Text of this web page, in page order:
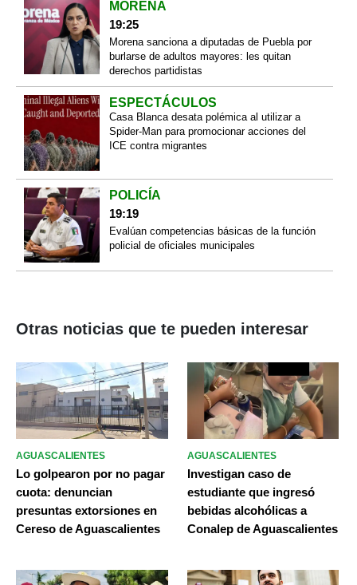
MORENA
19:25
Morena sanciona a diputadas de Puebla por
burlarse de adultos mayores: les quitan
derechos partidistas
ESPECTÁCULOS
Casa Blanca desata polémica al utilizar a
Spider-Man para promocionar acciones del
ICE contra migrantes
POLICÍA
19:19
Evalúan competencias básicas de la función
policial de oficiales municipales
Otras noticias que te pueden interesar
AGUASCALIENTES
Lo golpearon por no pagar
cuota: denuncian
presuntas extorsiones en
Cereso de Aguascalientes
AGUASCALIENTES
Investigan caso de
estudiante que ingresó
bebidas alcohólicas a
Conalep de Aguascalientes